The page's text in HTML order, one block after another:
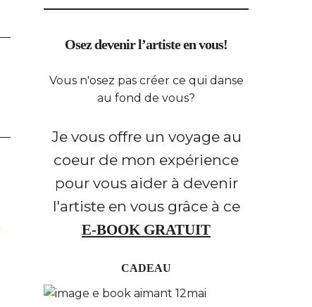
Osez devenir l’artiste en vous!
Vous n'osez pas créer ce qui danse
au fond de vous?
Je vous offre un voyage au
coeur de mon expérience
pour vous aider à devenir
l'artiste en vous grâce à ce
E-BOOK GRATUIT
CADEAU